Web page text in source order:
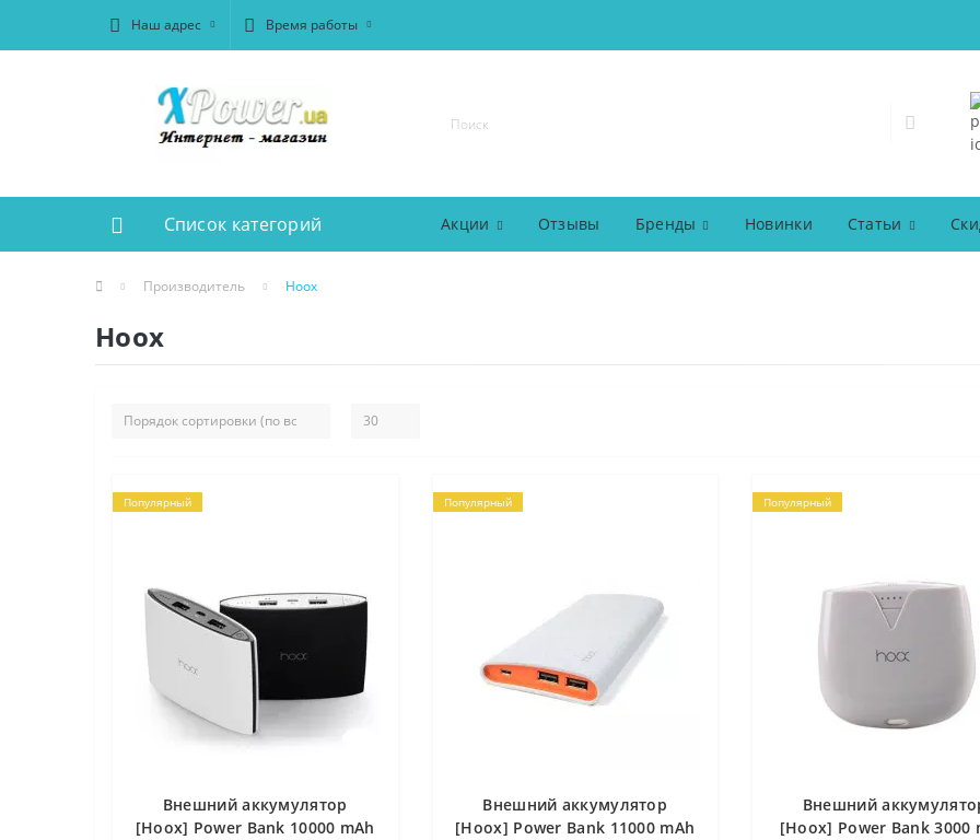
Наш адрес Время работы
Список категорий Акции Отзывы Бренды Новинки Статьи
Производитель Hoox
Hoox
Популярный
Внешний аккумулятор
[Hoox] Power Bank 10000 mAh
Популярный
Внешний аккумулятор
[Hoox] Power Bank 11000 mAh
Популярный
Внешний
[Hoox] Power Bank 3000